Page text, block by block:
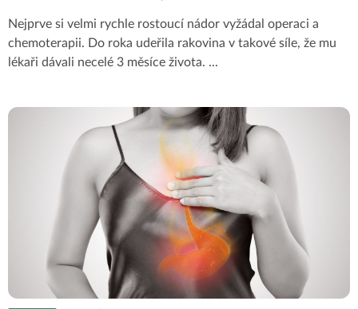
Nejprve si velmi rychle rostoucí nádor vyžádal operaci a
chemoterapii. Do roka udeřila rakovina v takové síle, že mu
lékaři dávali necelé 3 měsíce života. ...